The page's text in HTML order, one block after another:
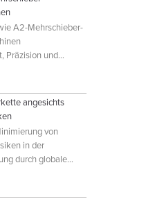
A2-Mehrschieber-
Präzision und
für kleine,
angesichts
von
in der
durch globale
flexible